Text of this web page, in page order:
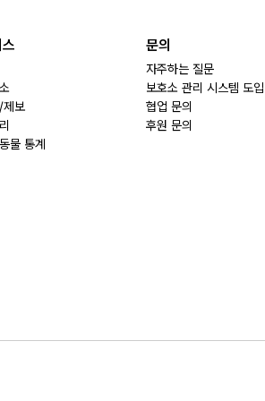
제보
물 통계
문의
자주하는 질문
보호소 관리 시스템 도입
협업 문의
후원 문의